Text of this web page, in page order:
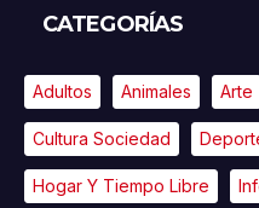
CATEGORÍAS
Adultos Animales Arte
Cultura Sociedad
Hogar Y Tiempo Libre